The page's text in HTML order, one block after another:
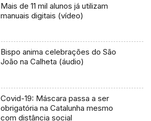
Mais de 11 mil alunos já utilizam
manuais digitais (vídeo)
Bispo anima celebrações do São
João na Calheta (áudio)
Covid-19: Máscara passa a ser
obrigatória na Catalunha mesmo
com distância social